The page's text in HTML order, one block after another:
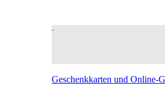
Geschenkkarten und Online-